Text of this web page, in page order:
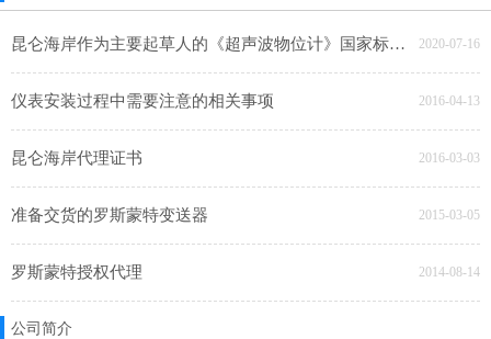
昆仑海岸作为主要起草人的《超声波物位计》国家标准 正式获批 2020-07-16
仪表安装过程中需要注意的相关事项 2016-04-13
昆仑海岸代理证书 2016-03-03
准备交货的罗斯蒙特变送器 2015-03-05
罗斯蒙特授权代理 2014-08-14
公司简介